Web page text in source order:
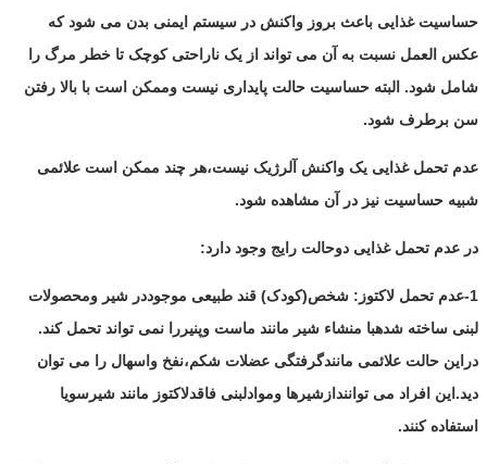
حساسیت غذایی باعث بروز واکنش در سیستم ایمنی بدن می شود که
عکس العمل نسبت به آن می تواند از یک ناراحتی کوچک تا خطر مرگ را
شامل شود. البته حساسیت حالت پایداری نیست وممکن است با بالا رفتن
سن برطرف شود.
عدم تحمل غذایی یک واکنش آلرژیک نیست،هر چند ممکن است علائمی
شبیه حساسیت نیز در آن مشاهده شود.
در عدم تحمل غذایی دوحالت رایج وجود دارد:
1-عدم تحمل لاکتوز: شخص(کودک) قند طبیعی موجوددر شیر ومحصولات
لبنی ساخته شدهبا منشاء شیر مانند ماست وپنیررا نمی تواند تحمل کند.
دراین حالت علائمی مانندگرفتگی عضلات شکم،نفخ واسهال را می توان
دید.این افراد می توانندازشیرها وموادلبنی فاقدلاکتوز مانند شیرسویا
استفاده کنند.